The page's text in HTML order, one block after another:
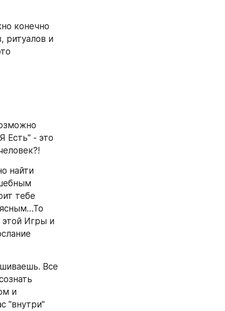
конечно
ритуалов и
Есть" - это
найти
тебе
этой Игры и
Все
и
"внутри"